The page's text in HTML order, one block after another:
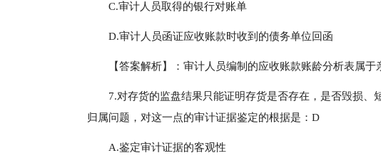
C.审计人员取得的银行对账单
D.审计人员函证应收账款时收到的债务单位回函
【答案解析】：审计人员编制的应收账款账龄分析表属于
7.对存货的监盘结果只能证明存货是否存在，是否毁损
归属问题，对这一点的审计证据鉴定的根据是：D
A.鉴定审计证据的客观性